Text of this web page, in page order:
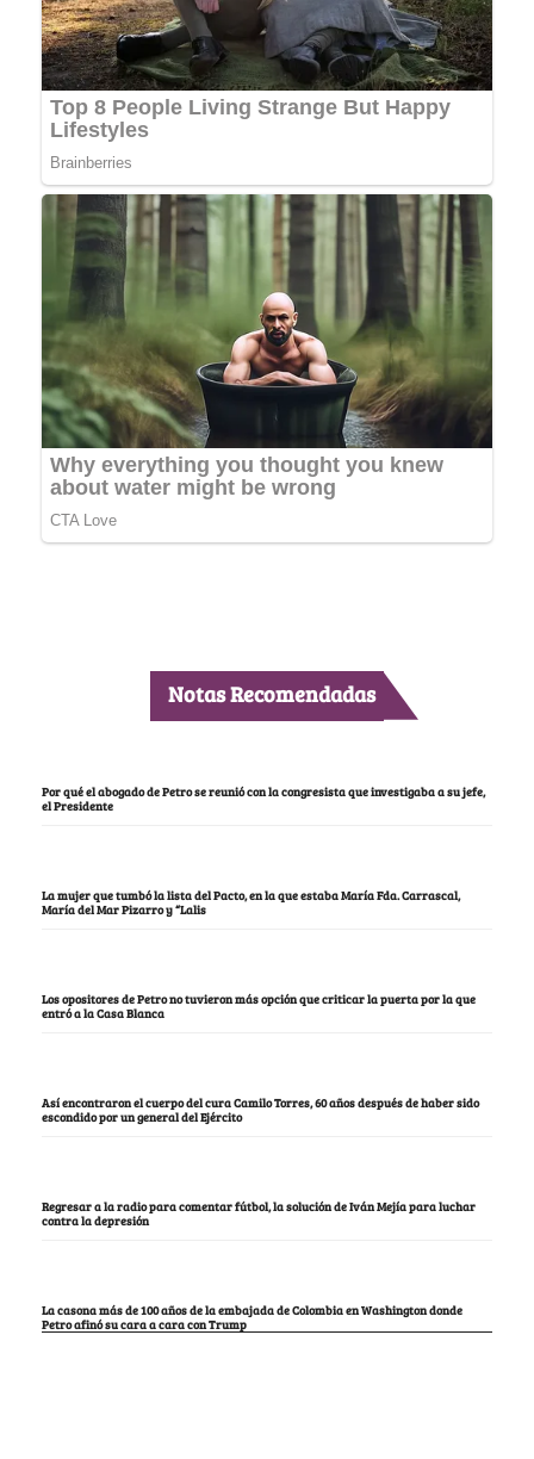
Notas Recomendadas
Por qué el abogado de Petro se reunió con la congresista que investigaba a su jefe,
el Presidente
La mujer que tumbó la lista del Pacto, en la que estaba María Fda. Carrascal,
María del Mar Pizarro y “Lalis
Los opositores de Petro no tuvieron más opción que criticar la puerta por la que
entró a la Casa Blanca
Así encontraron el cuerpo del cura Camilo Torres, 60 años después de haber sido
escondido por un general del Ejército
Regresar a la radio para comentar fútbol, la solución de Iván Mejía para luchar
contra la depresión
La casona más de 100 años de la embajada de Colombia en Washington donde
Petro afinó su cara a cara con Trump